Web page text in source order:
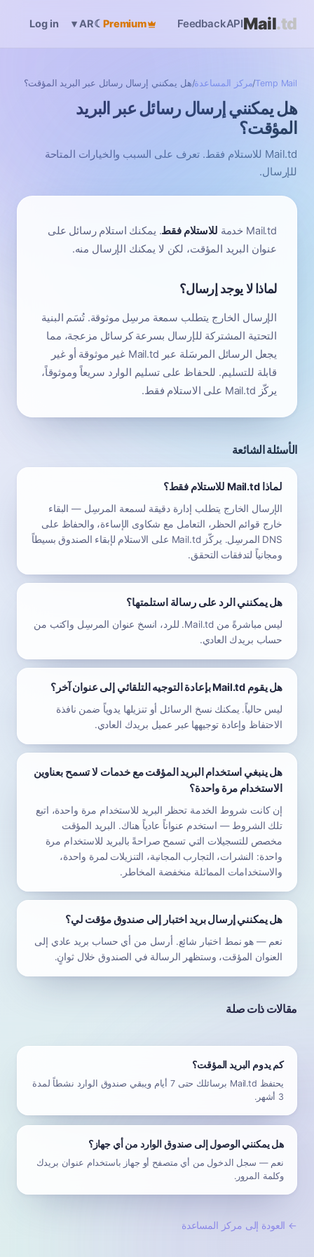
Mail.td
API
Feedback
Premium
☾
AR
▾
Log in
Temp Mail
/مركز المساعدة/هل يمكنني إرسال رسائل عبر البريد المؤقت؟
هل يمكنني إرسال رسائل عبر البريد
المؤقت؟
Mail.td للاستلام فقط. تعرف على السبب والخيارات المتاحة
للإرسال.
Mail.td خدمة للاستلام فقط. يمكنك استلام رسائل على
عنوان البريد المؤقت، لكن لا يمكنك الإرسال منه.
لماذا لا يوجد إرسال؟
الإرسال الخارج يتطلب سمعة مرسِل موثوقة. تُسَم البنية
التحتية المشتركة للإرسال بسرعة كرسائل مزعجة، مما
يجعل الرسائل المرسَلة عبر Mail.td غير موثوقة أو غير
قابلة للتسليم. للحفاظ على تسليم الوارد سريعاً وموثوقاً،
يركّز Mail.td على الاستلام فقط.
الأسئلة الشائعة
لماذا Mail.td للاستلام فقط؟
الإرسال الخارج يتطلب إدارة دقيقة لسمعة المرسِل — البقاء
خارج قوائم الحظر، التعامل مع شكاوى الإساءة، والحفاظ على
DNS المرسِل. يركّز Mail.td على الاستلام لإبقاء الصندوق بسيطاً
ومجانياً لتدفقات التحقق.
هل يمكنني الرد على رسالة استلمتها؟
ليس مباشرةً من Mail.td. للرد، انسخ عنوان المرسِل واكتب من
حساب بريدك العادي.
هل يقوم Mail.td بإعادة التوجيه التلقائي إلى عنوان آخر؟
ليس حالياً. يمكنك نسخ الرسائل أو تنزيلها يدوياً ضمن نافذة
الاحتفاظ وإعادة توجيهها عبر عميل بريدك العادي.
هل ينبغي استخدام البريد المؤقت مع خدمات لا تسمح بعناوين
الاستخدام مرة واحدة؟
إن كانت شروط الخدمة تحظر البريد للاستخدام مرة واحدة، اتبع
تلك الشروط — استخدم عنواناً عادياً هناك. البريد المؤقت
مخصص للتسجيلات التي تسمح صراحةً بالبريد للاستخدام مرة
واحدة: النشرات، التجارب المجانية، التنزيلات لمرة واحدة،
والاستخدامات المماثلة منخفضة المخاطر.
هل يمكنني إرسال بريد اختبار إلى صندوق مؤقت لي؟
نعم — هو نمط اختبار شائع. أرسل من أي حساب بريد عادي إلى
العنوان المؤقت، وستظهر الرسالة في الصندوق خلال ثوانٍ.
مقالات ذات صلة
كم يدوم البريد المؤقت؟
يحتفظ Mail.td برسائلك حتى 7 أيام ويبقي صندوق الوارد نشطاً لمدة
3 أشهر.
هل يمكنني الوصول إلى صندوق الوارد من أي جهاز؟
نعم — سجل الدخول من أي متصفح أو جهاز باستخدام عنوان بريدك
وكلمة المرور.
← العودة إلى مركز المساعدة